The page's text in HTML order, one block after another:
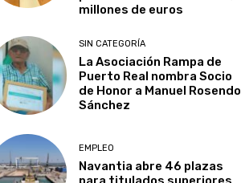
millones de euros
SIN CATEGORÍA
La Asociación Rampa de
Puerto Real nombra Socio
de Honor a Manuel Rosendo
Sánchez
EMPLEO
Navantia abre 46 plazas